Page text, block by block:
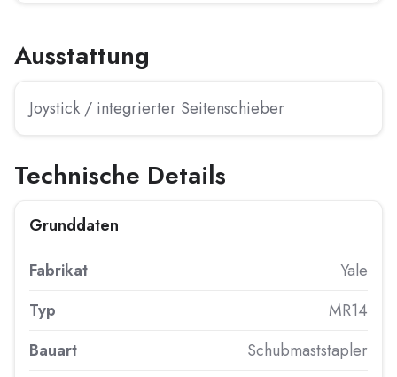
Ausstattung
Joystick / integrierter Seitenschieber
Technische Details
Grunddaten
Fabrikat
Yale
Typ
MR14
Bauart
Schubmaststapler